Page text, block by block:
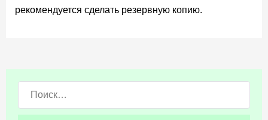
рекомендуется сделать резервную копию.
Поиск: